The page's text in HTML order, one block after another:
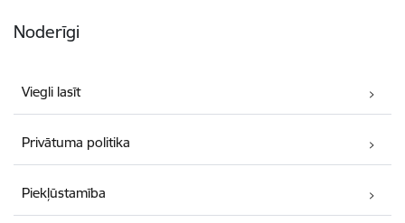
Noderīgi
Viegli lasīt
Privātuma politika
Piekļūstamība